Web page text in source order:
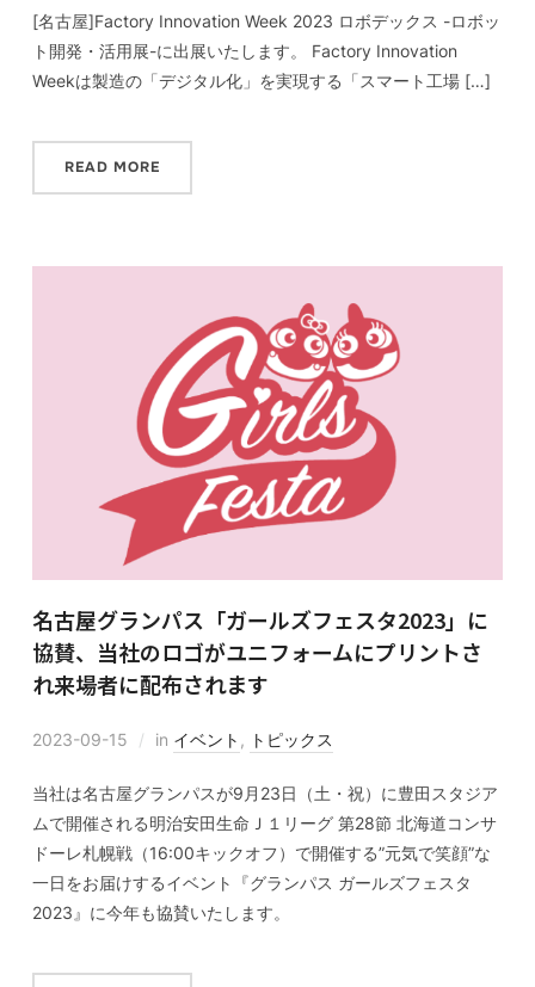
[名古屋]Factory Innovation Week 2023 ロボデックス -ロボッ
ト開発・活用展-に出展いたします。 Factory Innovation
Weekは製造の「デジタル化」を実現する「スマート工場 […]
READ MORE
名古屋グランパス「ガールズフェスタ2023」に
協賛、当社のロゴがユニフォームにプリントさ
れ来場者に配布されます
2023-09-15 in イベント , トピックス
当社は名古屋グランパスが9月23日（土・祝）に豊田スタジア
ムで開催される明治安田生命Ｊ１リーグ 第28節 北海道コンサ
ドーレ札幌戦（16:00キックオフ）で開催する”元気で笑顔”な
一日をお届けするイベント『グランパス ガールズフェスタ
2023』に今年も協賛いたします。